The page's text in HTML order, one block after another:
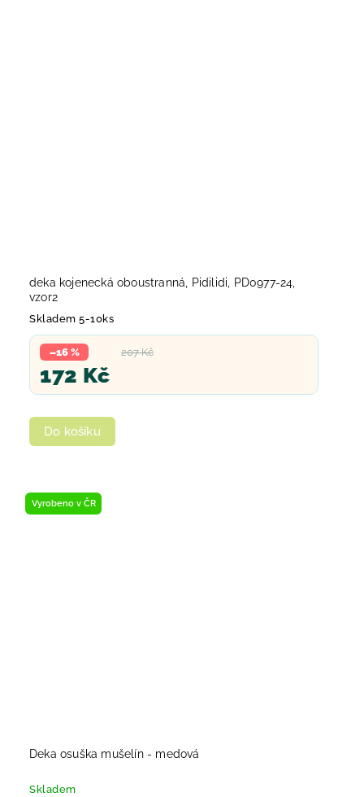
deka kojenecká oboustranná, Pidilidi, PD0977-24,
vzor2
Skladem 5-10ks
207 Kč
–16 %
172 Kč
Do košíku
Vyrobeno v ČR
Deka osuška mušelín - medová
Skladem